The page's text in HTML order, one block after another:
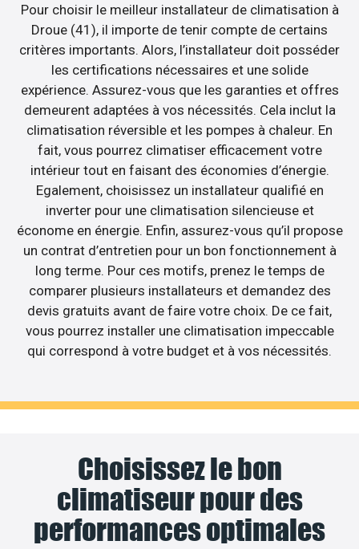
Pour choisir le meilleur installateur de climatisation à
Droue (41), il importe de tenir compte de certains
critères importants. Alors, l’installateur doit posséder
les certifications nécessaires et une solide
expérience. Assurez-vous que les garanties et offres
demeurent adaptées à vos nécessités. Cela inclut la
climatisation réversible et les pompes à chaleur. En
fait, vous pourrez climatiser efficacement votre
intérieur tout en faisant des économies d’énergie.
Egalement, choisissez un installateur qualifié en
inverter pour une climatisation silencieuse et
économe en énergie. Enfin, assurez-vous qu’il propose
un contrat d’entretien pour un bon fonctionnement à
long terme. Pour ces motifs, prenez le temps de
comparer plusieurs installateurs et demandez des
devis gratuits avant de faire votre choix. De ce fait,
vous pourrez installer une climatisation impeccable
qui correspond à votre budget et à vos nécessités.
Choisissez le bon
climatiseur pour des
performances optimales